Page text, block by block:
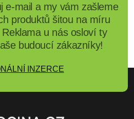
e-mail a my vám zašleme
produktů šitou na míru
u nás osloví ty
budoucí zákazníky!
INZERCE